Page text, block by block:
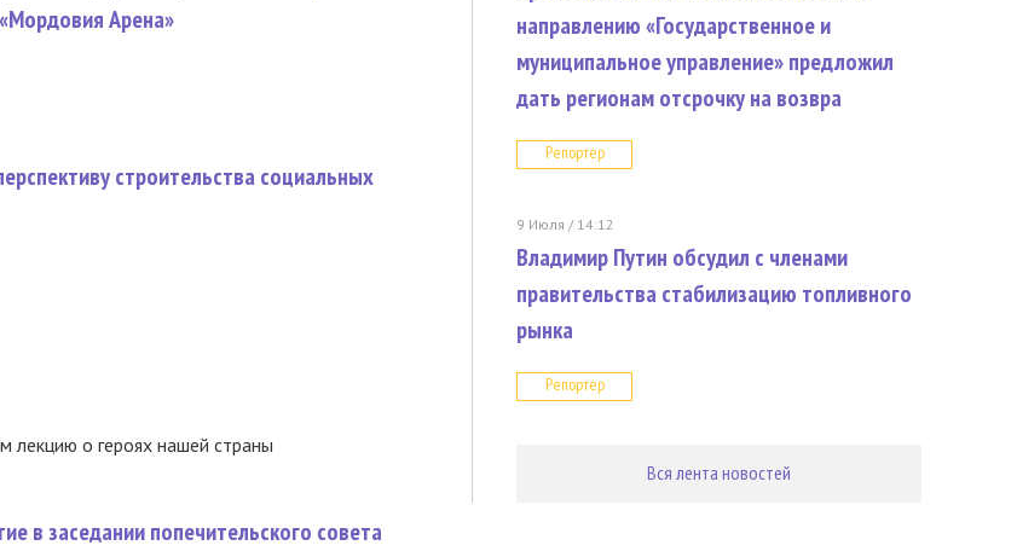
Арена»
строительства социальных
лекцию о героях нашей страны
в заседании попечительского совета
направлению «Государственное и
муниципальное управление» предложил
дать регионам отсрочку на возвра
Репортер
9 Июля / 14:12
Владимир Путин обсудил с членами
правительства стабилизацию топливного
рынка
Репортер
Вся лента новостей